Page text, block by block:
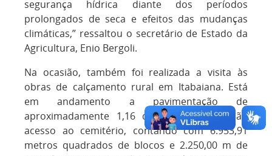
segurança hídrica diante dos períodos
prolongados de seca e efeitos das mudanças
climáticas,” ressaltou o secretário de Estado da
Agricultura, Enio Bergoli.
Na ocasião, também foi realizada a visita às
obras de calçamento rural em Itabaiana. Está
em andamento a pavimentação de
aproximadamente 1,16 quilômetros que dão
acesso ao cemitério, contando com 6.953,91
metros quadrados de blocos e 2.250,00 m de